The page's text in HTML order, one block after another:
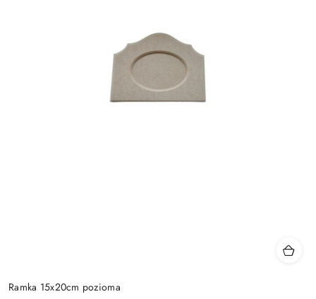
Ramka 15x20cm pozioma